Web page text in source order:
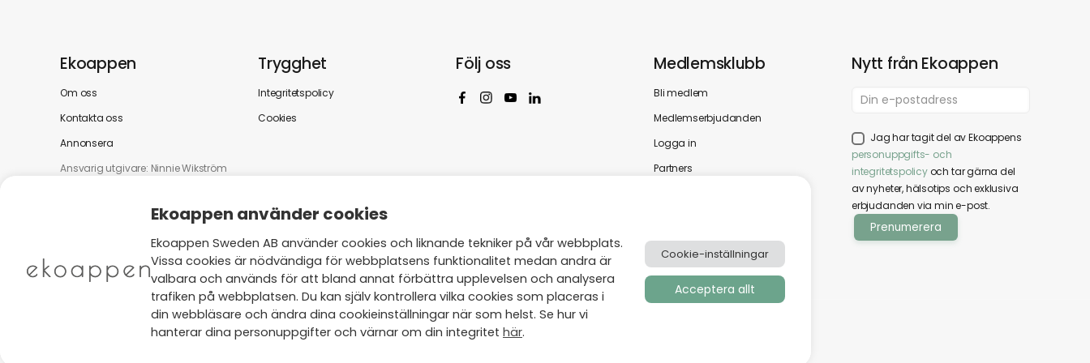
Ekoappen
Om oss
Kontakta oss
Annonsera
Ansvarig utgivare: Ninnie Wikström
Trygghet
Integritetspolicy
Cookies
Följ oss Medlemsklubb
Bli medlem
Medlemserbjudanden
Logga in
Partners
Nytt från Ekoappen
Jag har tagit del av Ekoappens
personuppgifts- och
integritetspolicyoch tar gärna del
av nyheter, hälsotips och exklusiva
erbjudanden via min e-post.
Skapad av
Ekoappen använder cookies
Ekoappen Sweden AB använder cookies och liknande tekniker på vår webbplats.
Vissa cookies är nödvändiga för webbplatsens funktionalitet medan andra är
valbara och används för att bland annat förbättra upplevelsen och analysera
trafiken på webbplatsen. Du kan själv kontrollera vilka cookies som placeras i
din webbläsare och ändra dina cookieinställningar när som helst. Se hur vi
hanterar dina personuppgifter och värnar om din integritet här.
Cookie-inställningar
Acceptera allt